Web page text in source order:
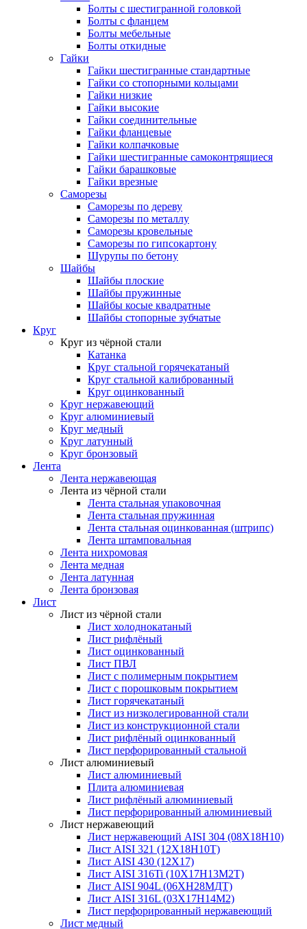
Болты с шестигранной головкой
Болты с фланцем
Болты мебельные
Болты откидные
Гайки
Гайки шестигранные стандартные
Гайки со стопорными кольцами
Гайки низкие
Гайки высокие
Гайки соединительные
Гайки фланцевые
Гайки колпачковые
Гайки шестигранные самоконтрящиеся
Гайки барашковые
Гайки врезные
Саморезы
Саморезы по дереву
Саморезы по металлу
Саморезы кровельные
Саморезы по гипсокартону
Шурупы по бетону
Шайбы
Шайбы плоские
Шайбы пружинные
Шайбы косые квадратные
Шайбы стопорные зубчатые
Круг
Круг из чёрной стали
Катанка
Круг стальной горячекатаный
Круг стальной калиброванный
Круг оцинкованный
Круг нержавеющий
Круг алюминиевый
Круг медный
Круг латунный
Круг бронзовый
Лента
Лента нержавеющая
Лента из чёрной стали
Лента стальная упаковочная
Лента стальная пружинная
Лента стальная оцинкованная (штрипс)
Лента штамповальная
Лента нихромовая
Лента медная
Лента латунная
Лента бронзовая
Лист
Лист из чёрной стали
Лист холоднокатаный
Лист рифлёный
Лист оцинкованный
Лист ПВЛ
Лист с полимерным покрытием
Лист с порошковым покрытием
Лист горячекатаный
Лист из низколегированной стали
Лист из конструкционной стали
Лист рифлёный оцинкованный
Лист перфорированный стальной
Лист алюминиевый
Лист алюминиевый
Плита алюминиевая
Лист рифлёный алюминиевый
Лист перфорированный алюминиевый
Лист нержавеющий
Лист нержавеющий AISI 304 (08Х18Н10)
Лист AISI 321 (12Х18Н10Т)
Лист AISI 430 (12Х17)
Лист AISI 316Ti (10Х17Н13М2Т)
Лист AISI 904L (06ХН28МДТ)
Лист AISI 316L (03Х17Н14М2)
Лист перфорированный нержавеющий
Лист медный